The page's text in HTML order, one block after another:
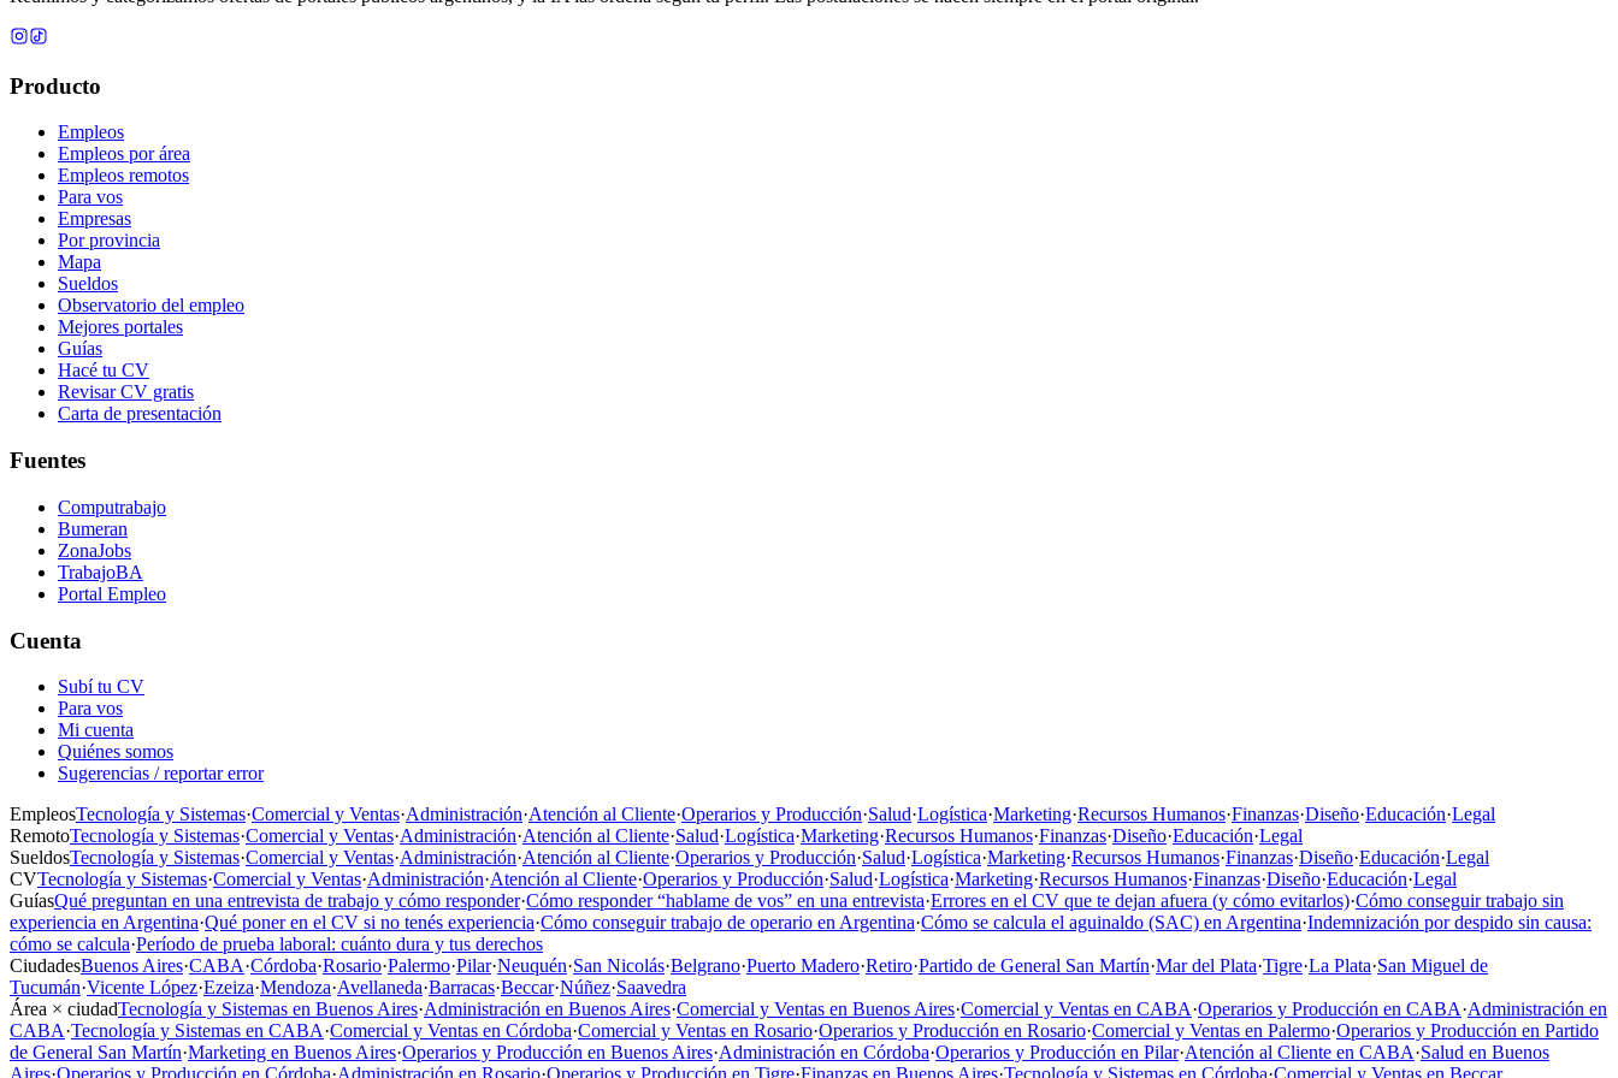
Producto
Empleos
Empleos por área
Empleos remotos
Para vos
Empresas
Por provincia
Mapa
Sueldos
Observatorio del empleo
Mejores portales
Guías
Hacé tu CV
Revisar CV gratis
Carta de presentación
Fuentes
Computrabajo
Bumeran
ZonaJobs
TrabajoBA
Portal Empleo
Cuenta
Subí tu CV
Para vos
Mi cuenta
Quiénes somos
Sugerencias / reportar error
EmpleosTecnología y Sistemas·Comercial y Ventas·Administración·Atención al Cliente·Operarios y Producción·Salud·Logística·Marketing·Recursos Humanos·Finanzas·Diseño·Educación·Legal
RemotoTecnología y Sistemas·Comercial y Ventas·Administración·Atención al Cliente·Salud·Logística·Marketing·Recursos Humanos·Finanzas·Diseño·Educación·Legal
SueldosTecnología y Sistemas·Comercial y Ventas·Administración·Atención al Cliente·Operarios y Producción·Salud·Logística·Marketing·Recursos Humanos·Finanzas·Diseño·Educación·Legal
CVTecnología y Sistemas·Comercial y Ventas·Administración·Atención al Cliente·Operarios y Producción·Salud·Logística·Marketing·Recursos Humanos·Finanzas·Diseño·Educación·Legal
GuíasQué preguntan en una entrevista de trabajo y cómo responder·Cómo responder “hablame de vos” en una entrevista·Errores en el CV que te dejan afuera (y cómo evitarlos)·Cómo conseguir trabajo sin
experiencia en Argentina·Qué poner en el CV si no tenés experiencia·Cómo conseguir trabajo de operario en Argentina·Cómo se calcula el aguinaldo (SAC) en Argentina·Indemnización por despido sin causa:
cómo se calcula·Período de prueba laboral: cuánto dura y tus derechos
CiudadesBuenos Aires·CABA·Córdoba·Rosario·Palermo·Pilar·Neuquén·San Nicolás·Belgrano·Puerto Madero·Retiro·Partido de General San Martín·Mar del Plata·Tigre·La Plata·San Miguel de
Tucumán·Vicente López·Ezeiza·Mendoza·Avellaneda·Barracas·Beccar·Núñez·Saavedra
Área × ciudadTecnología y Sistemas en Buenos Aires·Administración en Buenos Aires·Comercial y Ventas en Buenos Aires·Comercial y Ventas en CABA·Operarios y Producción en CABA·Administración en
CABA·Tecnología y Sistemas en CABA·Comercial y Ventas en Córdoba·Comercial y Ventas en Rosario·Operarios y Producción en Rosario·Comercial y Ventas en Palermo·Operarios y Producción en Partido
de General San Martín·Marketing en Buenos Aires·Operarios y Producción en Buenos Aires·Administración en Córdoba·Operarios y Producción en Pilar·Atención al Cliente en CABA·Salud en Buenos